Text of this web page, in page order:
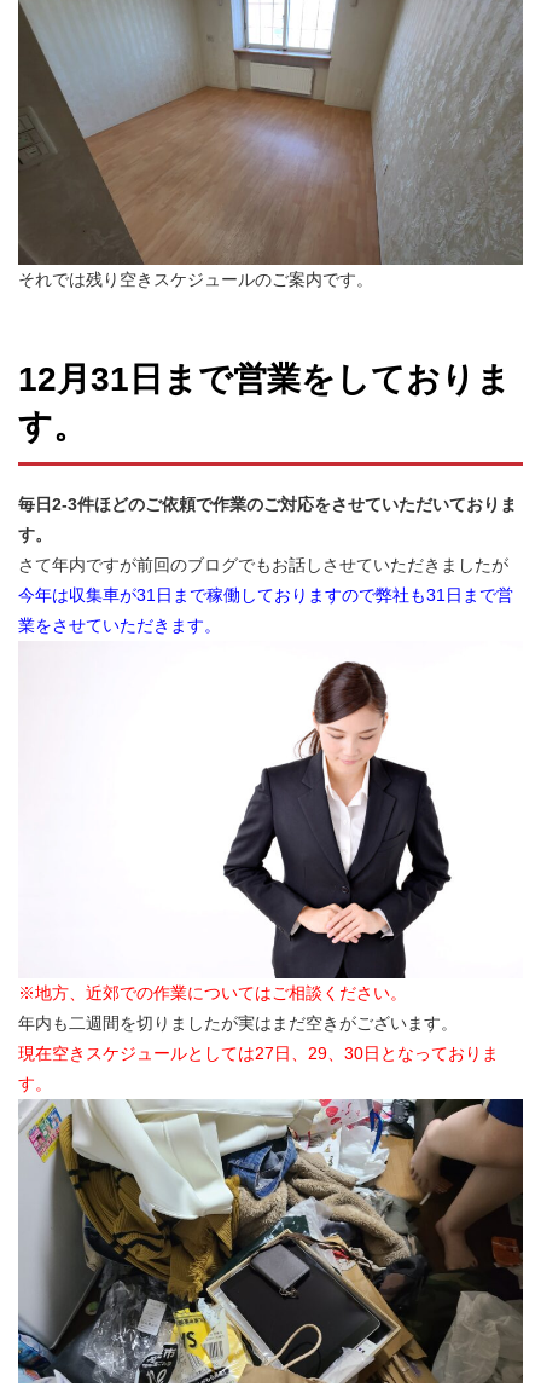
それでは残り空きスケジュールのご案内です。
12月31日まで営業をしておりま
す。
毎日2-3件ほどのご依頼で作業のご対応をさせていただいておりま
す。
さて年内ですが前回のブログでもお話しさせていただきましたが
今年は収集車が31日まで稼働しておりますので弊社も31日まで営
業をさせていただきます。
※地方、近郊での作業についてはご相談ください。
年内も二週間を切りましたが実はまだ空きがございます。
現在空きスケジュールとしては27日、29、30日となっておりま
す。